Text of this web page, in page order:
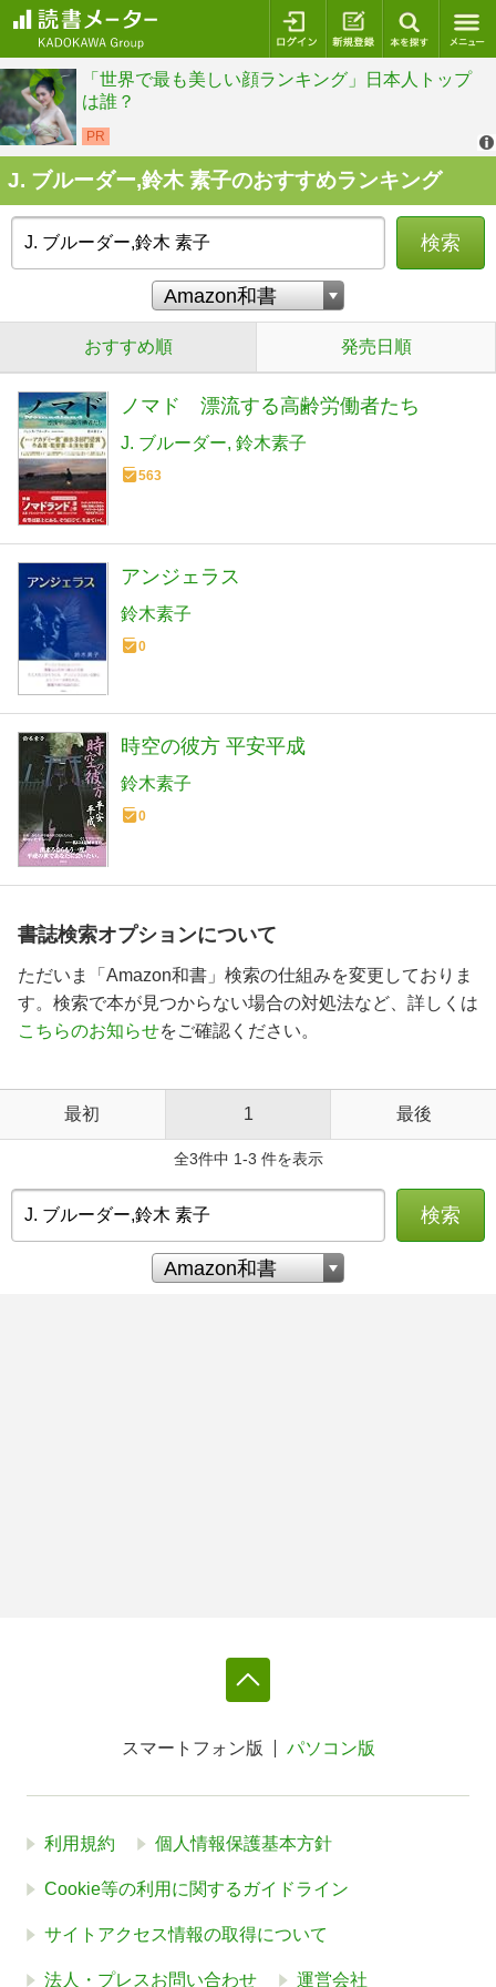
ログイン 新規登録
J. ブルーダー,鈴木 素子のおすすめランキング
検索
おすすめ順 発売日順
ノマド 漂流する高齢労働者たち
J. ブルーダー 鈴木素子
563
アンジェラス
鈴木素子
0
時空の彼方 平安平成
鈴木素子
0
書誌検索オプションについて
ただいま「Amazon和書」検索の仕組みを変更しておりま
す。検索で本が見つからない場合の対処法など、詳しくは
こちらのお知らせをご確認ください。
最初 1 最後
全3件中 1-3 件を表示
検索
スマートフォン版 パソコン版
利用規約 個人情報保護基本方針
Cookie等の利用に関するガイドライン
サイトアクセス情報の取得について
法人・プレスお問い合わせ 運営会社